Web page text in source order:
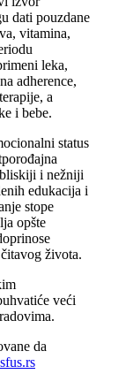
dati pouzdane
vitamina,
leka,
adherence,
a
i bebe.
status
bliskiji i nežniji
edukacija i
stope
opšte
života.
veći
da